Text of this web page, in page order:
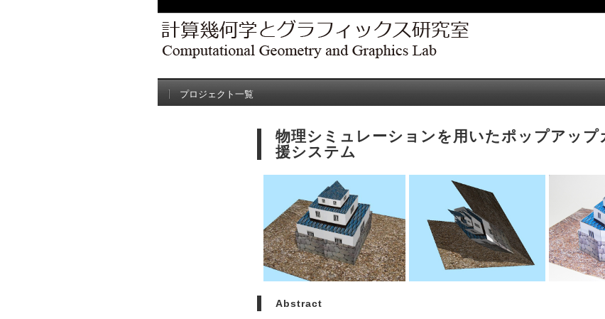
プロジェクト一覧
物理シミュレーションを用いたポップアップ
援システム
Abstract